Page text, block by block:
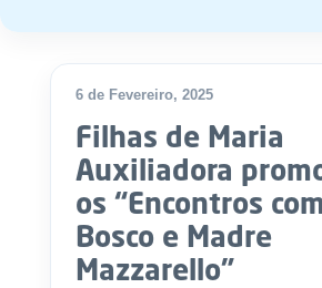
6 de Fevereiro, 2025
Filhas de Maria
Auxiliadora
os “Encontros
Bosco e Madre
Mazzarello”
O
que
fazemos
Recursos
Notícias